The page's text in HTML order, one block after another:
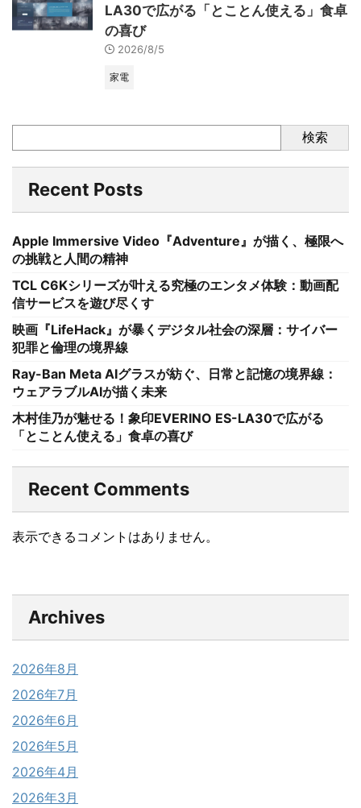
LA30で広がる「とことん使える」食卓
の喜び
2026/8/5
家電
検索
Recent Posts
Apple Immersive Video『Adventure』が描く、極限へ
の挑戦と人間の精神
TCL C6Kシリーズが叶える究極のエンタメ体験：動画配
信サービスを遊び尽くす
映画『LifeHack』が暴くデジタル社会の深層：サイバー
犯罪と倫理の境界線
Ray-Ban Meta AIグラスが紡ぐ、日常と記憶の境界線：
ウェアラブルAIが描く未来
木村佳乃が魅せる！象印EVERINO ES-LA30で広がる
「とことん使える」食卓の喜び
Recent Comments
表示できるコメントはありません。
Archives
2026年8月
2026年7月
2026年6月
2026年5月
2026年4月
2026年3月